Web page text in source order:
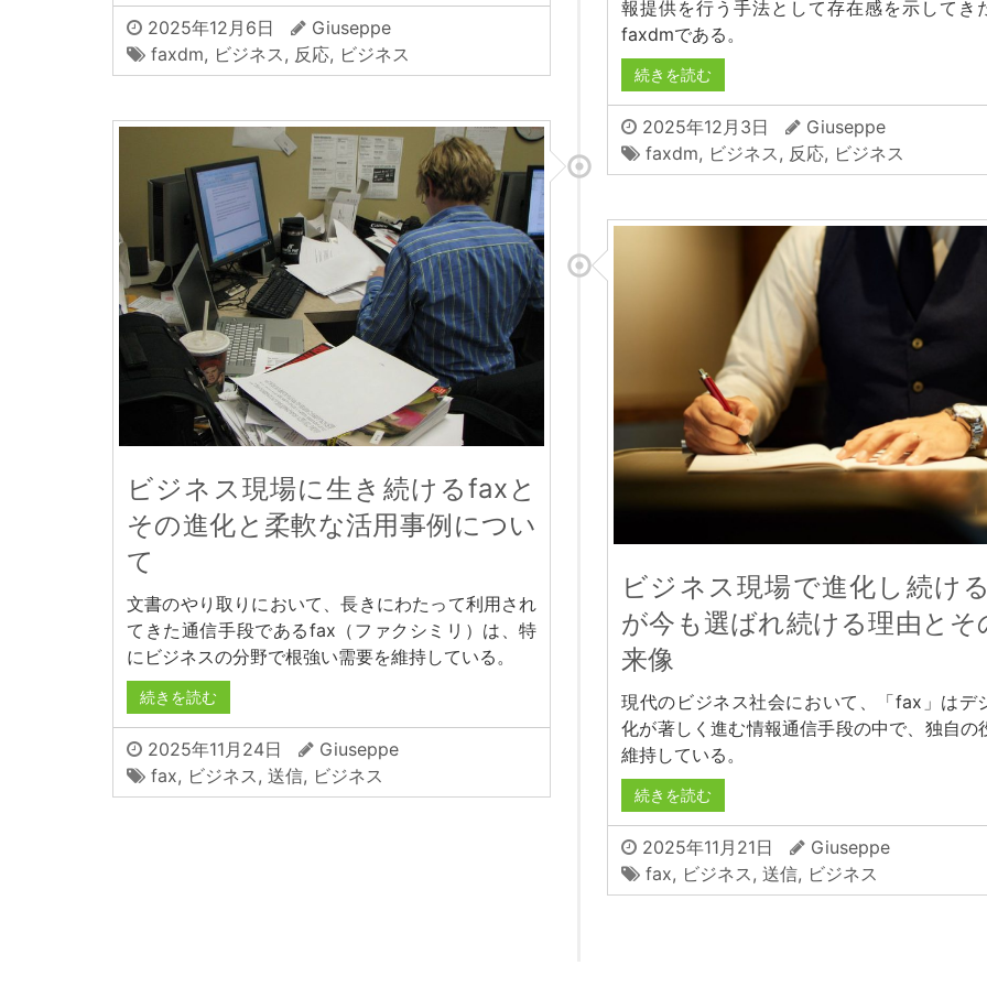
2025年12月6日
Giuseppe
faxdm, ビジネス, 反応, ビジネス
報提供を行う手法として存在感を示してき
faxdmである。
続きを読む
2025年12月3日
Giuseppe
faxdm, ビジネス , 反応, ビジネス
ビジネス現場に生き続けるfaxと
その進化と柔軟な活用事例につい
て
文書のやり取りにおいて、長きにわたって利用され
てきた通信手段であるfax（ファクシミリ）は、特
にビジネスの分野で根強い需要を維持している。
続きを読む
2025年11月24日
Giuseppe
fax, ビジネス , 送信, ビジネス
ビジネス現場で進化し続け
が今も選ばれ続ける理由とそ
来像
現代のビジネス社会において、「fax」はデ
化が著しく進む情報通信手段の中で、独自の
維持している。
続きを読む
2025年11月21日
Giuseppe
fax, ビジネス,送信, ビジネス